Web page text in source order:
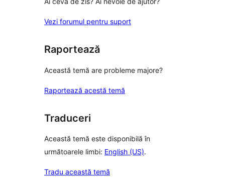
Vezi forumul pentru suport
Raportează
Această temă are probleme majore?
Raportează acestă temă
Traduceri
Această temă este disponibilă în
următoarele limbi: English (US).
Tradu această temă